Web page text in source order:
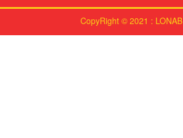
CopyRight © 2021 : LONAB